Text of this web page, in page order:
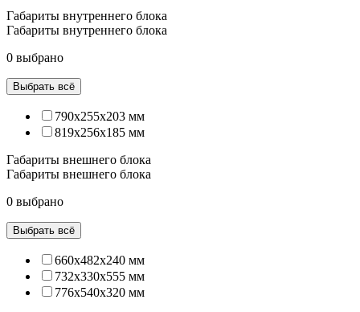
Габариты внутреннего блока
Габариты внутреннего блока
0 выбрано
Выбрать всё
790x255x203 мм
819x256x185 мм
Габариты внешнего блока
Габариты внешнего блока
0 выбрано
Выбрать всё
660x482x240 мм
732x330x555 мм
776х540х320 мм